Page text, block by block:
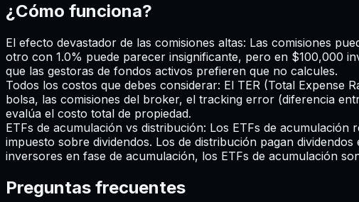
¿Cómo funciona?
El efecto devastador de las comisiones altas: Las comisiones
otro con 1.0% puede parecer insignificante, pero en $100,000
que las gestoras de fondos activos prefieren que no calcules.
Todos los costos que debes considerar: El TER (Total Expense
bolsa, las comisiones del broker, el tracking error (diferencia
evalúa el costo total de propiedad.
ETFs de acumulación vs distribución: Los ETFs de acumulación
impuesto sobre dividendos. Los de distribución pagan
inversores en fase de acumulación, los ETFs de acumulación
Preguntas frecuentes